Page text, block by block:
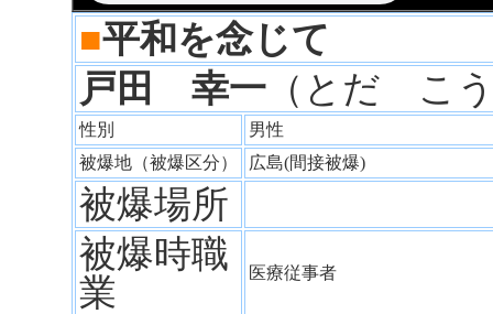
■平和を念じて
戸田 幸一 （とだ こ
性別
男性
被爆地（被爆区分）
広島(間接被爆)
被爆場所
被爆時職
業
医療従事者